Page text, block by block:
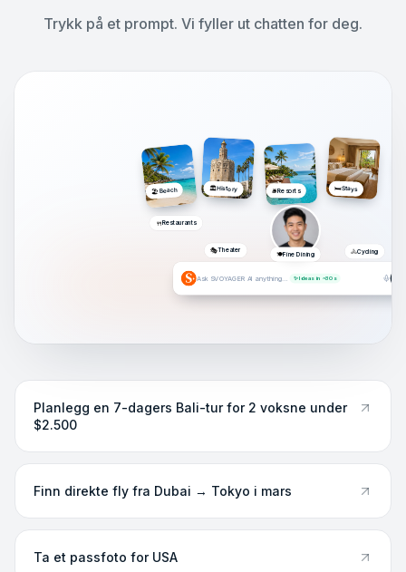
Trykk på et prompt. Vi fyller ut chatten for deg.
🏖️ Beach 🏛️History 🛎️Resorts 🛏️Stays
🍽️Fine Dining
🍴Restaurants
🎭Theater 🚴Cycling
Ask SVOYAGER AI anything… ✨ Ideas in ~30s
Planlegg en 7-dagers Bali-tur for 2 voksne under
$2.500
Finn direkte fly fra Dubai → Tokyo i mars
Ta et passfoto for USA